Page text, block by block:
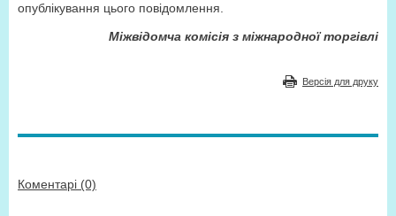
опублікування цього повідомлення.
Міжвідомча комісія з міжнародної торгівлі
Версія для друку
Коментарі (0)